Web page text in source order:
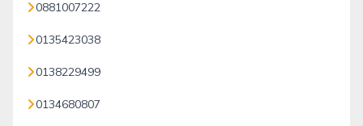
0881007222
0135423038
0138229499
0134680807